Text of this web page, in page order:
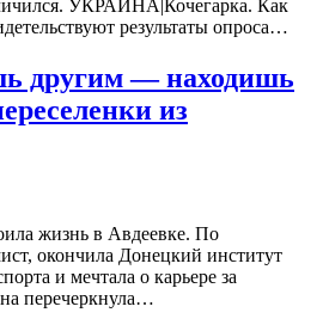
УКРАИНА|Кочегарка. Как
результаты опроса…
другим — находишь
из
жизнь в Авдеевке. По
окончила Донецкий институт
и мечтала о карьере за
перечеркнула…